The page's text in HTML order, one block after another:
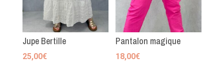
Jupe Bertille
25,00€
Pantalon magique
18,00€